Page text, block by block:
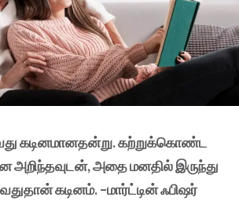
கடினமானதன்று. கற்றுக்கொண்ட
அறிந்தவுடன், அதை மனதில் இருந்து
கடினம். –மார்ட்டின் ஃபிஷர்